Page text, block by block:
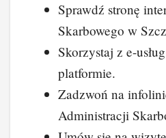
Sprawdź stronę
Skarbowego w
Skorzystaj z e-
platformie.
Zadzwoń na
Administracji